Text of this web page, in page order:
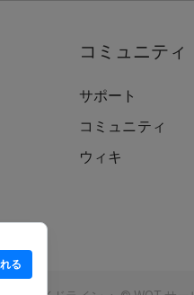
コミュニティ
サポート
コミュニティ
ウィキ
る